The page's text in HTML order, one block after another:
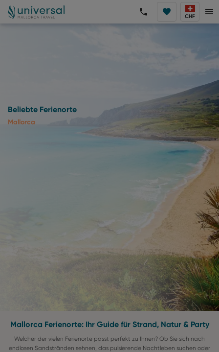
CHF
Beliebte Ferienorte
Mallorca
Mallorca Ferienorte: Ihr Guide für Strand, Natur & Party
Welcher der vielen Ferienorte passt perfekt zu Ihnen? Ob Sie sich nach
endlosen Sandstränden sehnen, das pulsierende Nachtleben suchen oder